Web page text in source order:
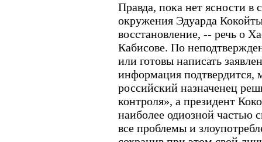
Правда, пока нет ясности в
окружения Эдуарда
восстановление, -- речь о
Кабисове. По
или готовы написать
информация подтвердится,
российский назначенец
контроля», а президент
наиболее одиозной частью
все проблемы и